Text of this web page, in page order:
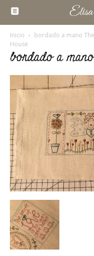
Inicio bordado a mano
House
bordado a